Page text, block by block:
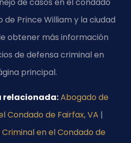
de casos en el condado
de Prince William y la ciudad
obtener más información
de defensa criminal en
principal.
relacionada:Abogado de
Condado de Fairfax, VA |
en el Condado de